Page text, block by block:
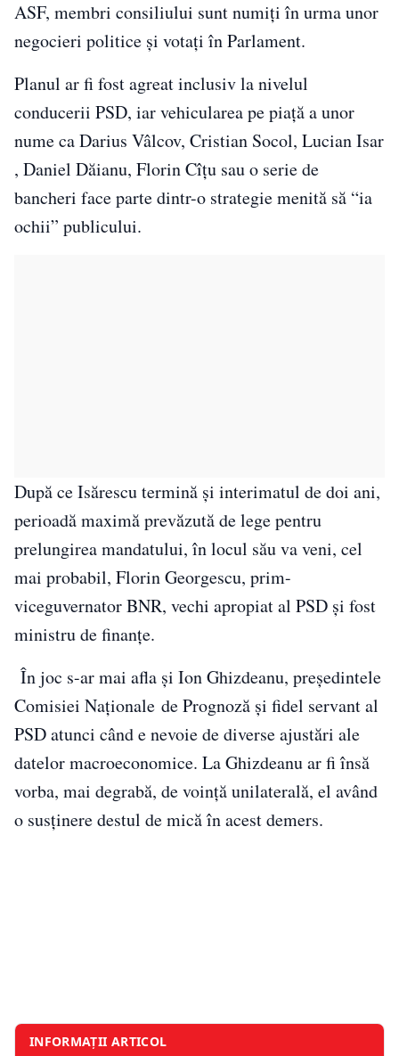
ASF, membri consiliului sunt numiți în urma unor
negocieri politice și votați în Parlament.
Planul ar fi fost agreat inclusiv la nivelul
conducerii PSD, iar vehicularea pe piață a unor
nume ca Darius Vâlcov, Cristian Socol, Lucian Isar
, Daniel Dăianu, Florin Cîțu sau o serie de
bancheri face parte dintr-o strategie menită să “ia
ochii” publicului.
După ce Isărescu termină și interimatul de doi ani,
perioadă maximă prevăzută de lege pentru
prelungirea mandatului, în locul său va veni, cel
mai probabil, Florin Georgescu, prim-
viceguvernator BNR, vechi apropiat al PSD și fost
ministru de finanțe.
În joc s-ar mai afla și Ion Ghizdeanu, președintele
Comisiei Naționale de Prognoză și fidel servant al
PSD atunci când e nevoie de diverse ajustări ale
datelor macroeconomice. La Ghizdeanu ar fi însă
vorba, mai degrabă, de voință unilaterală, el având
o susținere destul de mică în acest demers.
INFORMAȚII ARTICOL